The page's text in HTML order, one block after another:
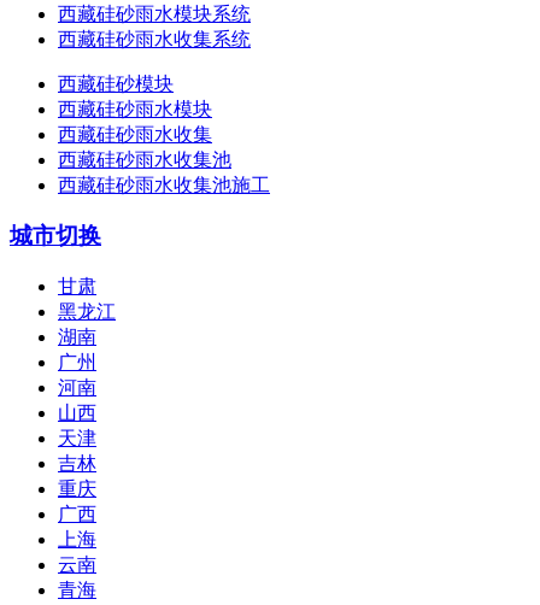
西藏硅砂雨水模块系统
西藏硅砂雨水收集系统
西藏硅砂模块
西藏硅砂雨水模块
西藏硅砂雨水收集
西藏硅砂雨水收集池
西藏硅砂雨水收集池施工
城市切换
甘肃
黑龙江
湖南
广州
河南
山西
天津
吉林
重庆
广西
上海
云南
青海